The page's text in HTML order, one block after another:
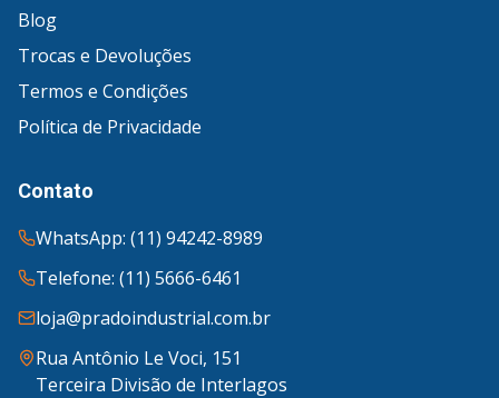
Blog
Trocas e Devoluções
Termos e Condições
Política de Privacidade
Contato
WhatsApp: (11) 94242-8989
Telefone: (11) 5666-6461
loja@pradoindustrial.com.br
Rua Antônio Le Voci, 151
Terceira Divisão de Interlagos